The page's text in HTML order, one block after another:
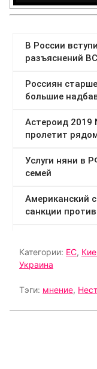
Категории: ЕС,
Украина
Тэги: мнение,